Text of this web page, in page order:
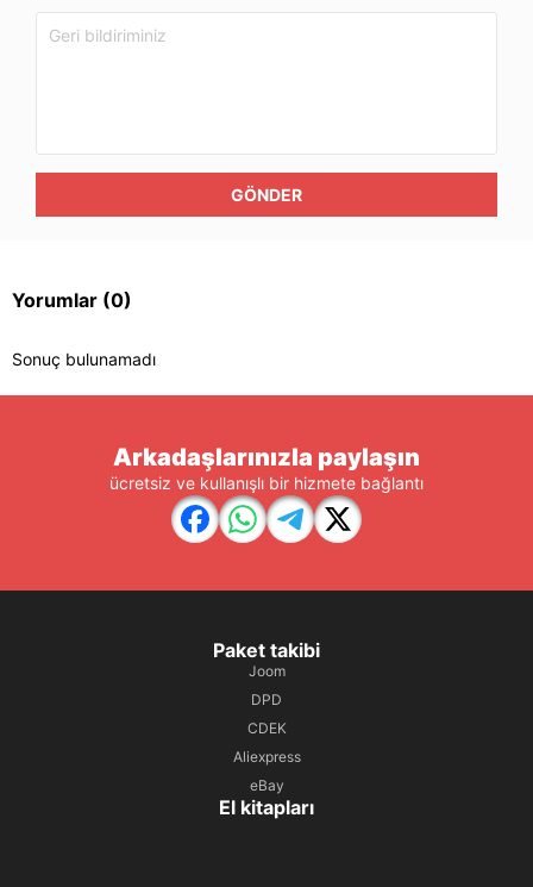
GÖNDER
Yorumlar (0)
Sonuç bulunamadı
Arkadaşlarınızla paylaşın
ücretsiz ve kullanışlı bir hizmete bağlantı
Paket takibi
Joom
DPD
CDEK
Aliexpress
eBay
El kitapları